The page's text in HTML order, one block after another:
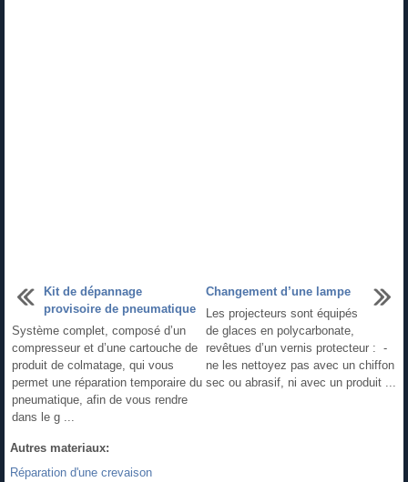
Kit de dépannage
provisoire de pneumatique
Système complet, composé d’un
compresseur et d’une cartouche de
produit de colmatage, qui vous
permet une réparation temporaire du
pneumatique, afin de vous rendre
dans le g ...
Changement d’une lampe
Les projecteurs sont équipés
de glaces en polycarbonate,
revêtues d’un vernis protecteur : -
ne les nettoyez pas avec un chiffon
sec ou abrasif, ni avec un produit ...
Autres materiaux:
Réparation d'une crevaison